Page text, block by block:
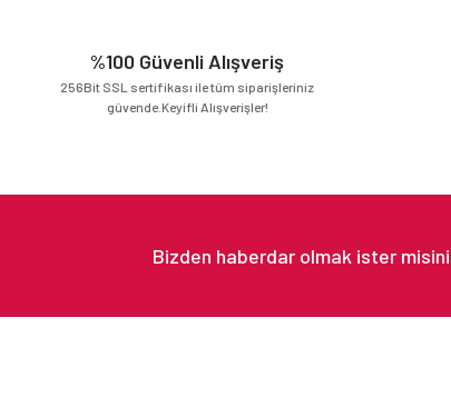
%100 Güvenli Alışveriş
256Bit SSL sertifikası ile tüm siparişleriniz
güvende.Keyifli Alışverişler!